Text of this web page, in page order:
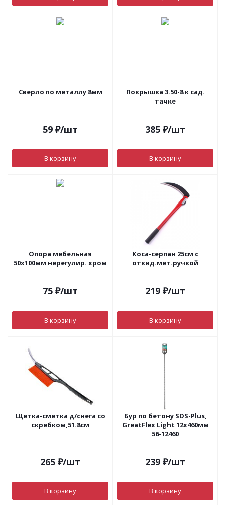
Сверло по металлу 8мм
59 ₽/шт
В корзину
Покрышка 3.50-8 к сад.
тачке
385 ₽/шт
В корзину
Опора мебельная
50х100мм нерегулир. хром
75 ₽/шт
В корзину
Коса-серпан 25см с
откид.мет.ручкой
219 ₽/шт
В корзину
Щетка-сметка д/снега со
скребком,51.8см
265 ₽/шт
В корзину
Бур по бетону SDS-Plus,
GreatFlex Light 12х460мм
56-12460
239 ₽/шт
В корзину